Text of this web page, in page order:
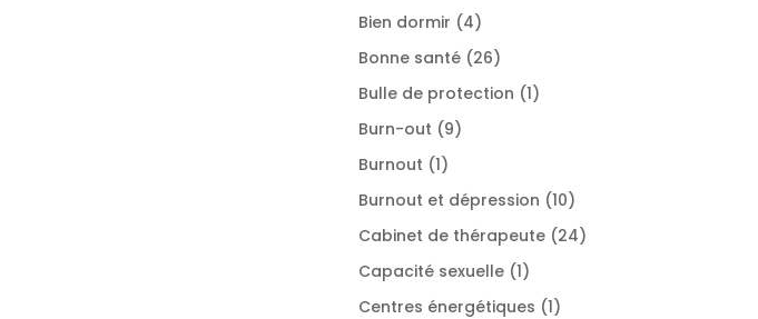
produits
Bien dormir 44
produits
Bonne santé 2626
produits
Bulle de protection 11
Burn-out 99
Burnout 11
produit
Burnout et dépression 1010
produits
Cabinet de thérapeute 2424
Capacité sexuelle 11
produit
Centres énergétiques 11